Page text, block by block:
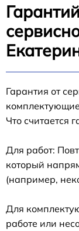
Гарантия от
Что считается
Для работ:
который
(например,
Для
работе или